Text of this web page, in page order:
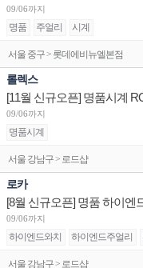
09/06까지
명품 주얼리 시계
서울 중구 > 롯데에비뉴엘본점
롤렉스
09/06까지
명품시계
서울 강남구 > 로드샵
로카
09/06까지
하이엔드와치 하이엔드주얼리
서울 강남구 > 로드샵